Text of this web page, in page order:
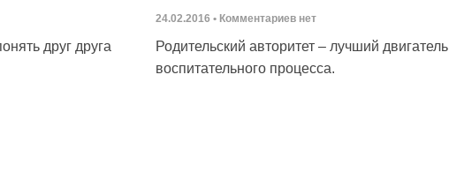
друг друга
24.02.2016 Комментариев нет
Родительский авторитет – лучший двигатель
воспитательного процесса.